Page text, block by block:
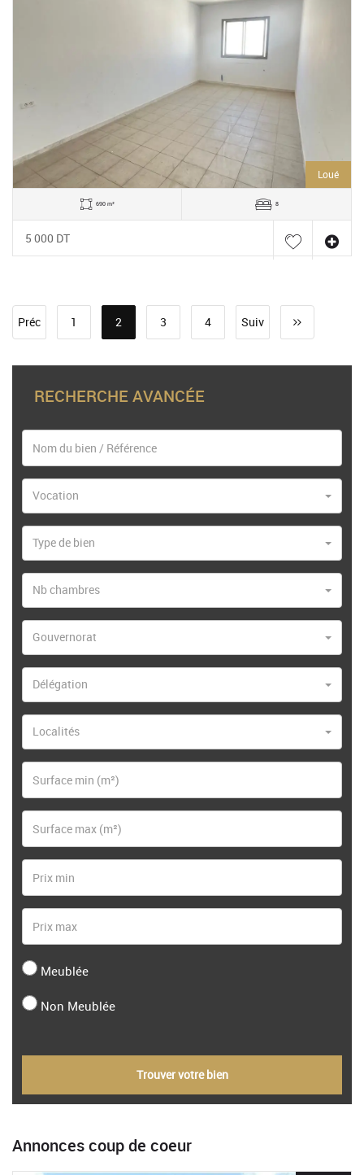
Loué
690 m² 8
5 000 DT
Préc 1 2 3 4 Suiv
RECHERCHE AVANCÉE
Vocation
Type de bien
Nb chambres
Gouvernorat
Délégation
Localités
Meublée
Non Meublée
Trouver votre bien
Annonces coup de coeur